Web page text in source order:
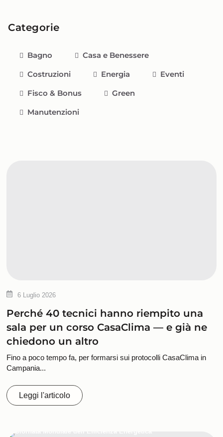
Categorie
Bagno
Casa e Benessere
Costruzioni
Energia
Eventi
Fisco & Bonus
Green
Manutenzioni
6 Luglio 2026
Perché 40 tecnici hanno riempito una
sala per un corso CasaClima — e già ne
chiedono un altro
Fino a poco tempo fa, per formarsi sui protocolli CasaClima in
Campania...
Leggi l'articolo